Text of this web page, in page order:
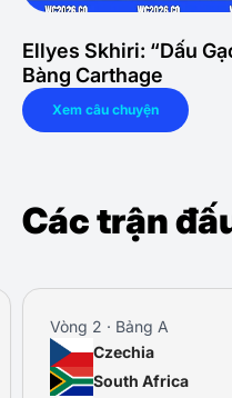
Ellyes Skhiri: “Dấu
Bàng Carthage
Xem câu chuyện
Các trận
Vòng 2 · Bảng A
Czechia
South Africa